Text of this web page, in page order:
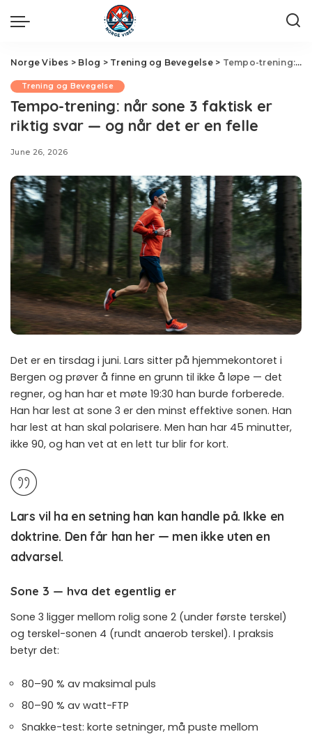
Norge Vibes > Blog > Trening og Bevegelse> Tempo-trening: når sone 3 faktisk er riktig svar — og når det er en felle
Trening og Bevegelse
Tempo-trening: når sone 3 faktisk er
riktig svar — og når det er en felle
June 26, 2026
Det er en tirsdag i juni. Lars sitter på hjemmekontoret i
Bergen og prøver å finne en grunn til ikke å løpe — det
regner, og han har et møte 19:30 han burde forberede.
Han har lest at sone 3 er den minst effektive sonen. Han
har lest at han skal polarisere. Men han har 45 minutter,
ikke 90, og han vet at en lett tur blir for kort.
Lars vil ha en setning han kan handle på. Ikke en
doktrine. Den får han her — men ikke uten en
advarsel.
Sone 3 — hva det egentlig er
Sone 3 ligger mellom rolig sone 2 (under første terskel)
og terskel-sonen 4 (rundt anaerob terskel). I praksis
betyr det:
80–90 % av maksimal puls
80–90 % av watt-FTP
Snakke-test: korte setninger, må puste mellom